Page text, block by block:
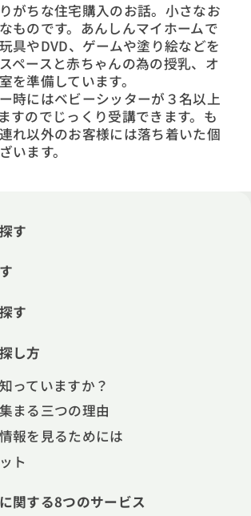
がちな住宅購入のお話。小さなお
ものです。あんしんマイホームで
具やDVD、ゲームや塗り絵などを
ペースと赤ちゃんの為の授乳、オ
を準備しています。
時にはベビーシッターが３名以上
すのでじっくり受講できます。も
れ以外のお客様には落ち着いた個
います。
す
す
し方
っていますか？
まる三つの理由
報を見るためには
ト
関する8つのサービス